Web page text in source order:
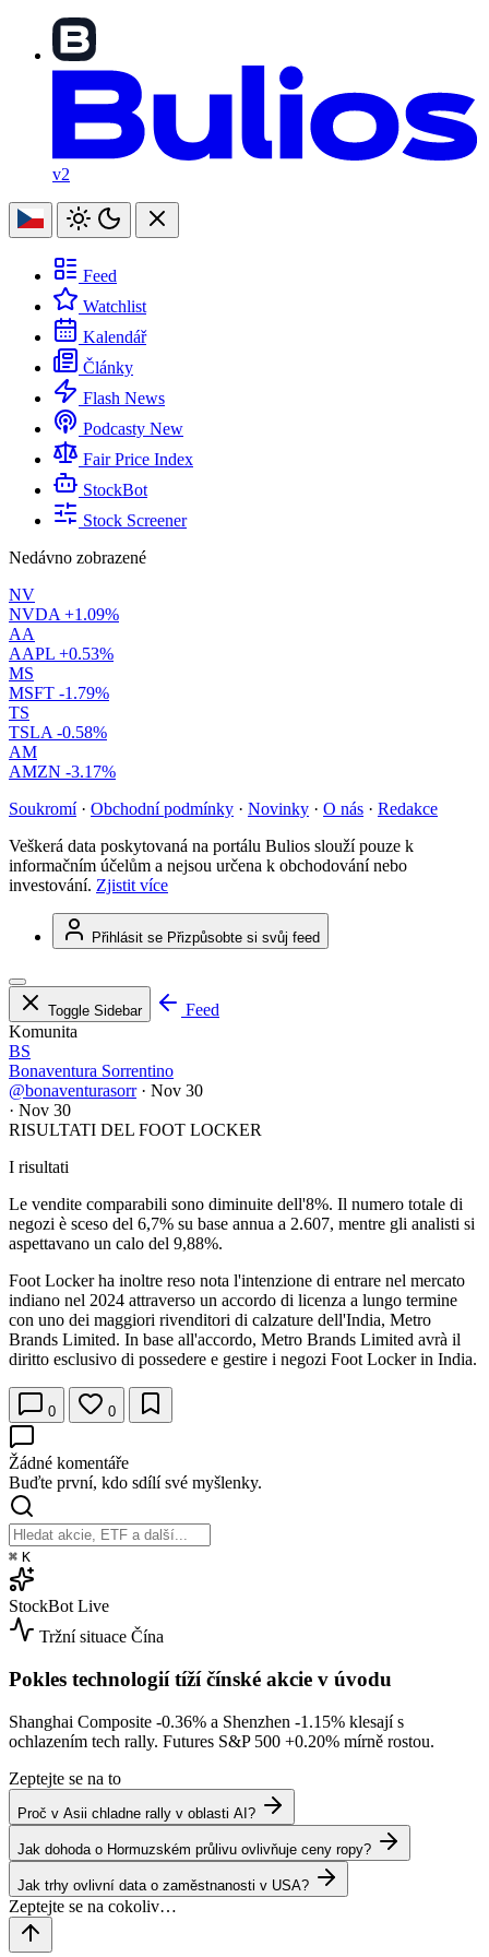
v2
Feed
Watchlist
Kalendář
Články
Flash News
Podcasty New
Fair Price Index
StockBot
Stock Screener
Nedávno zobrazené
NV
NVDA +1.09%
AA
AAPL +0.53%
MS
MSFT -1.79%
TS
TSLA -0.58%
AM
AMZN -3.17%
Soukromí · Obchodní podmínky · Novinky · O nás · Redakce
Veškerá data poskytovaná na portálu Bulios slouží pouze k
informačním účelům a nejsou určena k obchodování nebo
investování. Zjistit více
Přihlásit se Přizpůsobte si svůj feed
Toggle Sidebar
Feed
Komunita
BS
Bonaventura Sorrentino
@bonaventurasorr · Nov 30
· Nov 30
RISULTATI DEL FOOT LOCKER
I risultati
Le vendite comparabili sono diminuite dell'8%. Il numero totale di
negozi è sceso del 6,7% su base annua a 2.607, mentre gli analisti si
aspettavano un calo del 9,88%.
Foot Locker ha inoltre reso nota l'intenzione di entrare nel mercato
indiano nel 2024 attraverso un accordo di licenza a lungo termine
con uno dei maggiori rivenditori di calzature dell'India, Metro
Brands Limited. In base all'accordo, Metro Brands Limited avrà il
diritto esclusivo di possedere e gestire i negozi Foot Locker in India.
0 0
Žádné komentáře
Buďte první, kdo sdílí své myšlenky.
⌘ K
StockBot Live
Tržní situace Čína
Pokles technologií tíží čínské akcie v úvodu
Shanghai Composite -0.36% a Shenzhen -1.15% klesají s
ochlazením tech rally. Futures S&P 500 +0.20% mírně rostou.
Zeptejte se na to
Proč v Asii chladne rally v oblasti AI?
Jak dohoda o Hormuzském průlivu ovlivňuje ceny ropy?
Jak trhy ovlivní data o zaměstnanosti v USA?